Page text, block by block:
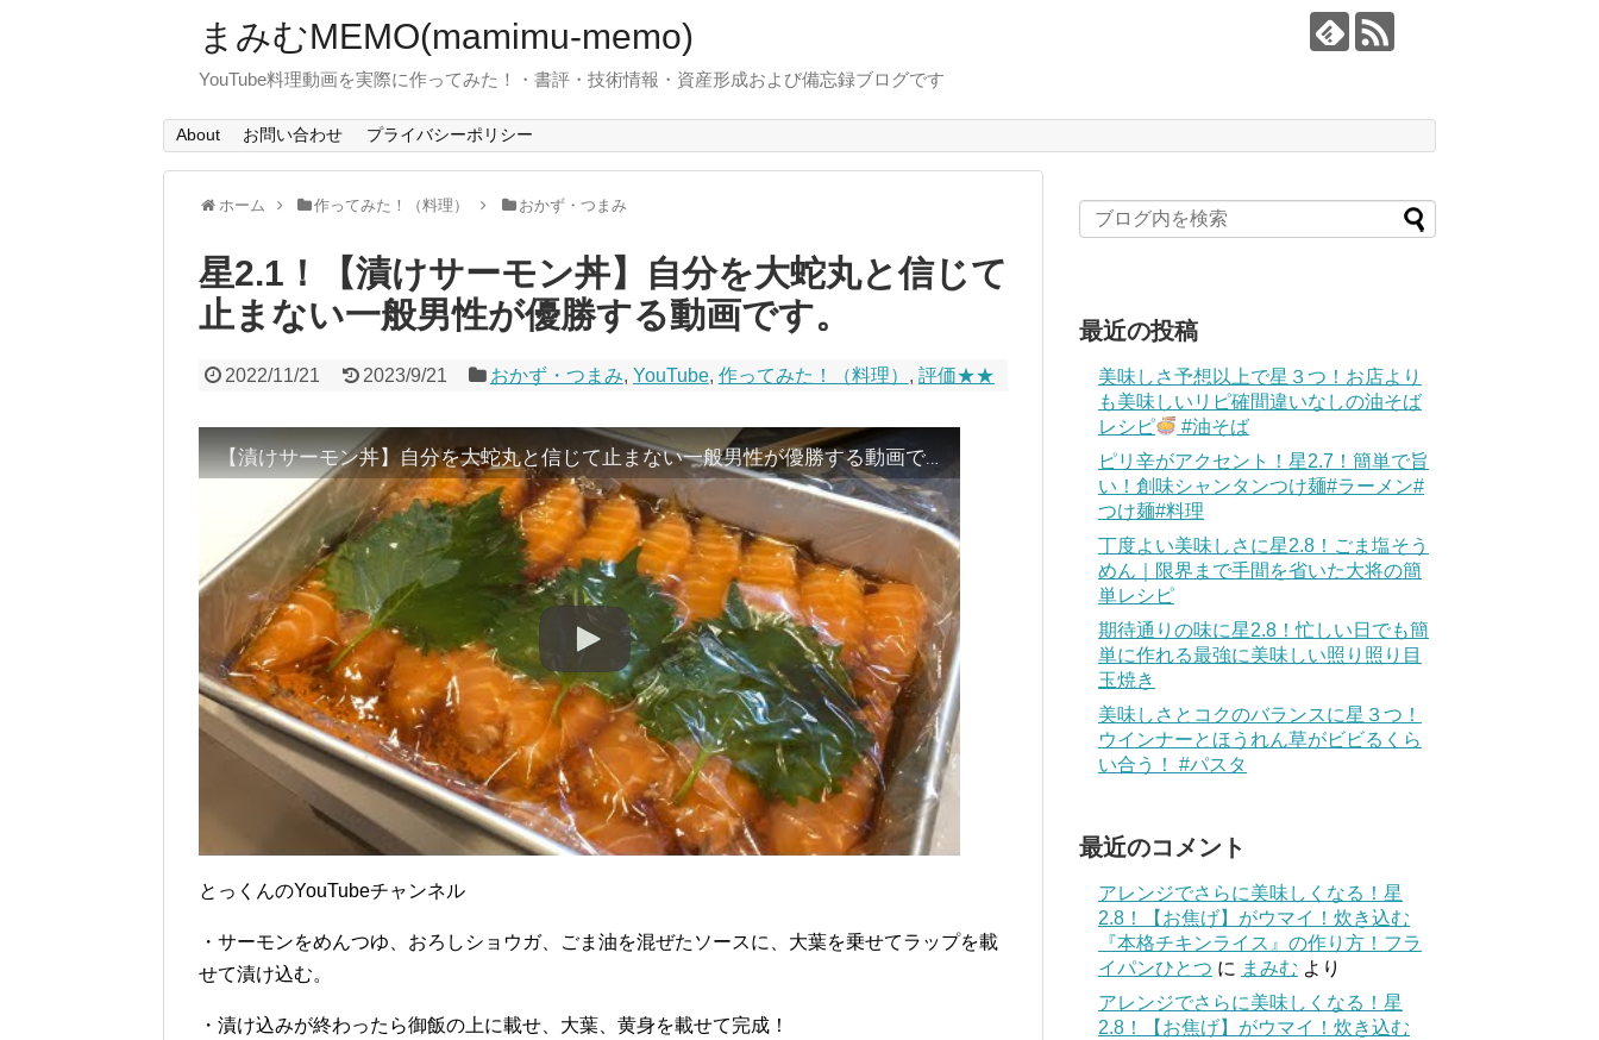
まみむMEMO(mamimu-memo)
YouTube料理動画を実際に作ってみた！・書評・技術情報・資産形成および備忘録ブログです
About お問い合わせ プライバシーポリシー
ホーム 作ってみた！（料理） おかず・つまみ
星2.1！【漬けサーモン丼】自分を大蛇丸と信じて
止まない一般男性が優勝する動画です。
2022/11/21 2023/9/21 おかず・つまみ, YouTube, 作ってみた！（料理） , 評価★★
【漬けサーモン丼】自分を大蛇丸と信じて止まない一般男性が優勝する動画です。
とっくんのYouTubeチャンネル
・サーモンをめんつゆ、おろしショウガ、ごま油を混ぜたソースに、大葉を乗せてラップを載
せて漬け込む。
・漬け込みが終わったら御飯の上に載せ、大葉、黄身を載せて完成！
最近の投稿
美味しさ予想以上で星３つ！お店より
も美味しいリピ確間違いなしの油そば
レシピ
#油そば
ピリ辛がアクセント！星2.7！簡単で旨
い！創味シャンタンつけ麺#ラーメン#
つけ麺#料理
丁度よい美味しさに星2.8！ごま塩そう
めん｜限界まで手間を省いた大将の簡
単レシピ
期待通りの味に星2.8！忙しい日でも簡
単に作れる最強に美味しい照り照り目
玉焼き
美味しさとコクのバランスに星３つ！
ウインナーとほうれん草がビビるくら
い合う！ #パスタ
最近のコメント
アレンジでさらに美味しくなる！星
2.8！【お焦げ】がウマイ！炊き込む
『本格チキンライス』の作り方！フラ
イパンひとつ に まみむ より
アレンジでさらに美味しくなる！星
2.8！【お焦げ】がウマイ！炊き込む